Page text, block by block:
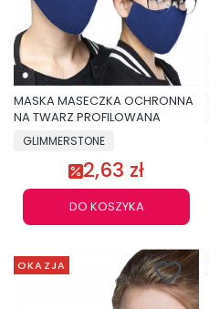
MASKA MASECZKA OCHRONNA
NA TWARZ PROFILOWANA
GLIMMERSTONE
2,63 zł
DO KOSZYKA
OKAZJA